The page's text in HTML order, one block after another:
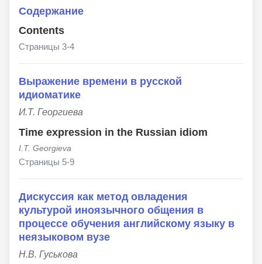
Содержание
Contents
Страницы 3-4
Выражение времени в русской
идиоматике
И.Т. Георгиева
Time expression in the Russiаn idiom
I.T. Georgieva
Страницы 5-9
Дискуссия как метод овладения
культурой иноязычного общения в
процессе обучения английскому языку в
неязыковом вузе
Н.В. Гуськова